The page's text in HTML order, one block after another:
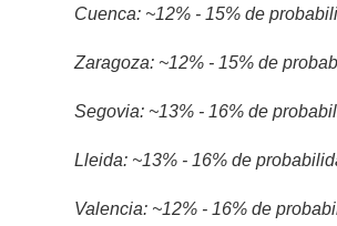
Cuenca: ~12% - 15% de
Zaragoza: ~12% - 15% de
Segovia: ~13% - 16% de
Lleida: ~13% - 16% de
Valencia: ~12% - 16% de